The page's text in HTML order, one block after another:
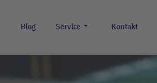
Blog Service Kontakt